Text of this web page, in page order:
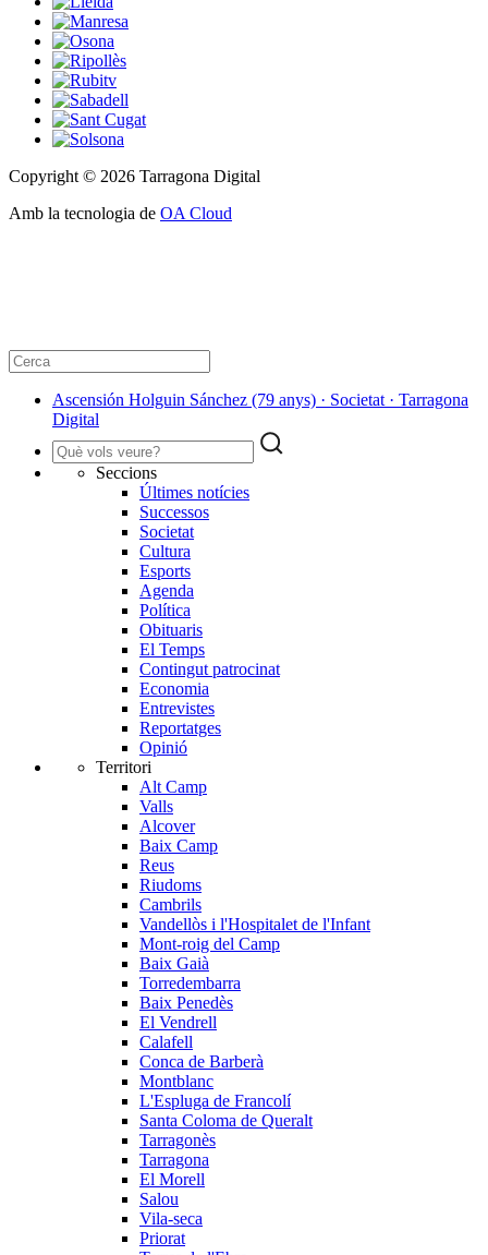
Copyright © 2026 Tarragona Digital
Amb la tecnologia de OA Cloud
Ascensión Holguin Sánchez (79 anys) · Societat · Tarragona
Digital
Seccions
Últimes notícies
Successos
Societat
Cultura
Esports
Agenda
Política
Obituaris
El Temps
Contingut patrocinat
Economia
Entrevistes
Reportatges
Opinió
Territori
Alt Camp
Valls
Alcover
Baix Camp
Reus
Riudoms
Cambrils
Vandellòs i l'Hospitalet de l'Infant
Mont-roig del Camp
Baix Gaià
Torredembarra
Baix Penedès
El Vendrell
Calafell
Conca de Barberà
Montblanc
L'Espluga de Francolí
Santa Coloma de Queralt
Tarragonès
Tarragona
El Morell
Salou
Vila-seca
Priorat